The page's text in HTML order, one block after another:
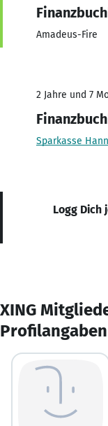
Amadeus-Fire
2 Jahre und 7
Sparkasse
Logg Dich
XING
Profilangaben